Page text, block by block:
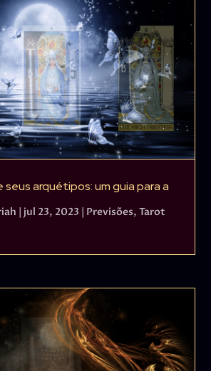
seus arquétipos: um guia para a
| jul 23, 2023 | Previsões,Tarot